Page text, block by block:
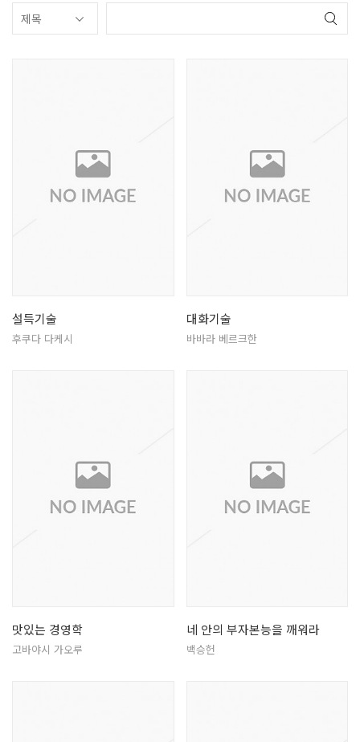
설득기술
후쿠다 다케시
대화기술
바바라 베르크한
맛있는 경영학
고바야시 가오루
네 안의 부자본능을 깨워라
백승헌